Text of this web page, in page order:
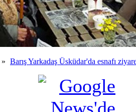
» Barış Yarkadaş Üsküdar'da esnafı